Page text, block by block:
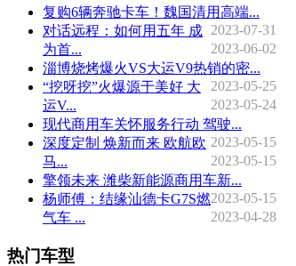
复购6辆奔驰卡车！魏国清用高端...
2023-07-31
对话远程：如何用五年 成
为首...
2023-06-02
淄博烧烤爆火VS大运V9热销的密...
2023-05-25
“挖呀挖”火爆源于美好 大
运V...
2023-05-24
现代商用车关怀服务行动 驾驶...
2023-05-15
深度定制 焕新而来 欧航欧
马...
2023-05-15
擎领未来 潍柴新能源商用车新...
2023-05-15
杨师傅：结缘汕德卡G7S燃
气车 ...
2023-04-28
热门车型